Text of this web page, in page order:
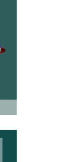
apporte